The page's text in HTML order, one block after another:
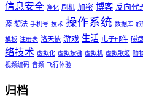
信息安全 净化 刷机 加密 博客 反向代
源 想法 手机号 技术 操作系统 数据库 旅
模板 注册表 洛天依 游戏 生活 电子邮件 磁
络技术 虚拟化 虚拟按键 虚拟机 虚拟歌姬 购
视频编码 音频 飞行体验
归档